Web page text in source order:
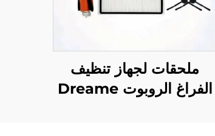
ملحقات لجهاز تنظيف
الفراغ الروبوت Dreame